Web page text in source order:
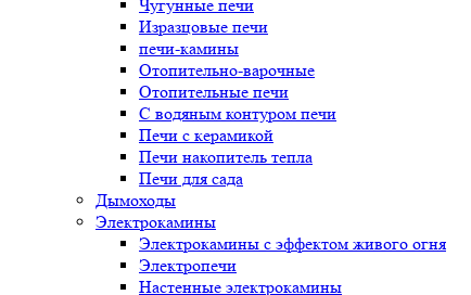
Чугунные печи
Изразцовые печи
печи-камины
Отопительно-варочные
Отопительные печи
С водяным контуром печи
Печи с керамикой
Печи накопитель тепла
Печи для сада
Дымоходы
Электрокамины
Электрокамины с эффектом живого огня
Электропечи
Настенные электрокамины